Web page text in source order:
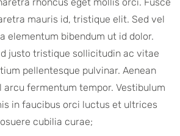
mauris id, tristique elit. Sed vel
elementum bibendum ut id dolor.
justo tristique sollicitudin ac vitae
pellentesque pulvinar. Aenean
fermentum tempor. Vestibulum
in faucibus orci luctus et ultrices
cubilia curae;